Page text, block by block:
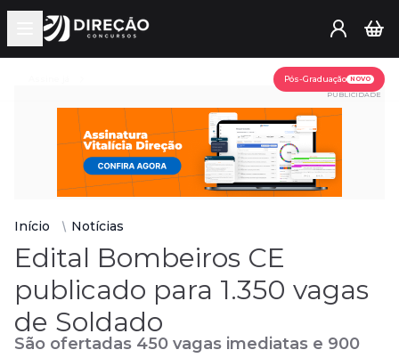
Open main menu
Pós-Graduação NOVO
PUBLICIDADE
Início Notícias
Edital Bombeiros CE
publicado para 1.350 vagas
de Soldado
São ofertadas 450 vagas imediatas e 900